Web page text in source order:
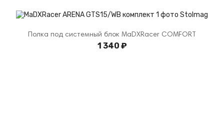
Полка под системный блок MaDXRacer COMFORT
1 340 ₽